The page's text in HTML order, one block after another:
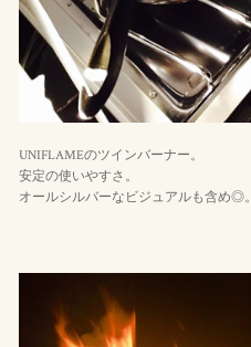
UNIFLAMEのツインバーナー。
安定の使いやすさ。
オールシルバーなビジュアルも含め◎。